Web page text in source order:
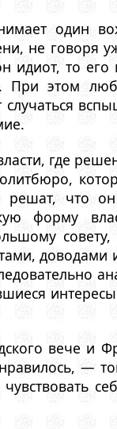
один
не говоря
то
При этом
где
решат,
форму
вече и
—